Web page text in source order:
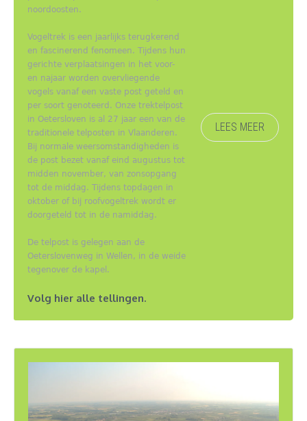
noordoosten.
Vogeltrek is een jaarlijks terugkerend
en fascinerend fenomeen. Tijdens hun
gerichte verplaatsingen in het voor-
en najaar worden overvliegende
vogels vanaf een vaste post geteld en
per soort genoteerd. Onze trektelpost
in Oetersloven is al 27 jaar een van de
traditionele telposten in Vlaanderen.
Bij normale weersomstandigheden is
de post bezet vanaf eind augustus tot
midden november, van zonsopgang
tot de middag. Tijdens topdagen in
oktober of bij roofvogeltrek wordt er
doorgeteld tot in de namiddag.
De telpost is gelegen aan de
Oeterslovenweg in Wellen, in de weide
tegenover de kapel.
Volg hier alle tellingen.
LEES MEER